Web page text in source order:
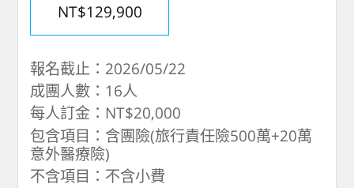
NT$129,900
報名截止：2026/05/22
成團人數：16人
每人訂金：NT$20,000
包含項目：含團險(旅行責任險500萬+20萬
意外醫療險)
不含項目：不含小費